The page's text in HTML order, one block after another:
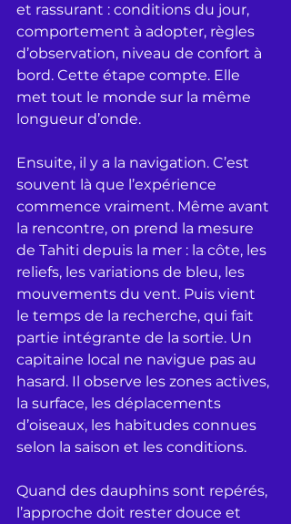
et rassurant : conditions du jour,
comportement à adopter, règles
d’observation, niveau de confort à
bord. Cette étape compte. Elle
met tout le monde sur la même
longueur d’onde.
Ensuite, il y a la navigation. C’est
souvent là que l’expérience
commence vraiment. Même avant
la rencontre, on prend la mesure
de Tahiti depuis la mer : la côte, les
reliefs, les variations de bleu, les
mouvements du vent. Puis vient
le temps de la recherche, qui fait
partie intégrante de la sortie. Un
capitaine local ne navigue pas au
hasard. Il observe les zones actives,
la surface, les déplacements
d’oiseaux, les habitudes connues
selon la saison et les conditions.
Quand des dauphins sont repérés,
l’approche doit rester douce et